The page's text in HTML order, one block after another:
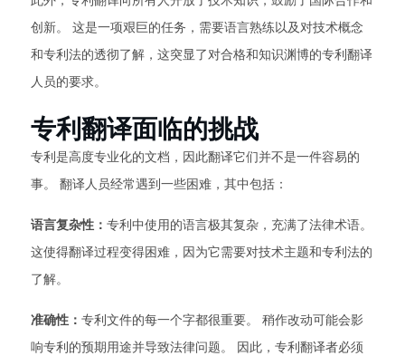
创新。 这是一项艰巨的任务，需要语言熟练以及对技术概念
和专利法的透彻了解，这突显了对合格和知识渊博的专利翻译
人员的要求。
专利翻译面临的挑战
专利是高度专业化的文档，因此翻译它们并不是一件容易的
事。 翻译人员经常遇到一些困难，其中包括：
语言复杂性： 专利中使用的语言极其复杂，充满了法律术语。
这使得翻译过程变得困难，因为它需要对技术主题和专利法的
了解。
准确性： 专利文件的每一个字都很重要。 稍作改动可能会影
响专利的预期用途并导致法律问题。 因此，专利翻译者必须